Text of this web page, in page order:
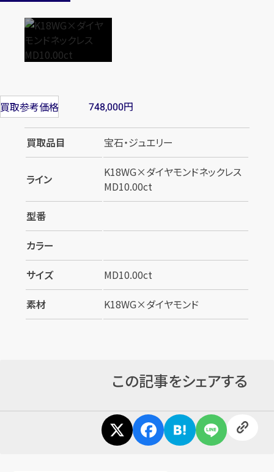
分！ 今すぐ査定金額をお伝えいたします
買取参考価格 748,000円
買取品目 宝石・ジュエリー
ライン
K18WG×ダイヤモンドネックレス
MD10.00ct
型番
カラー
サイズ
MD10.00ct
素材
K18WG×ダイヤモンド
この記事をシェアする